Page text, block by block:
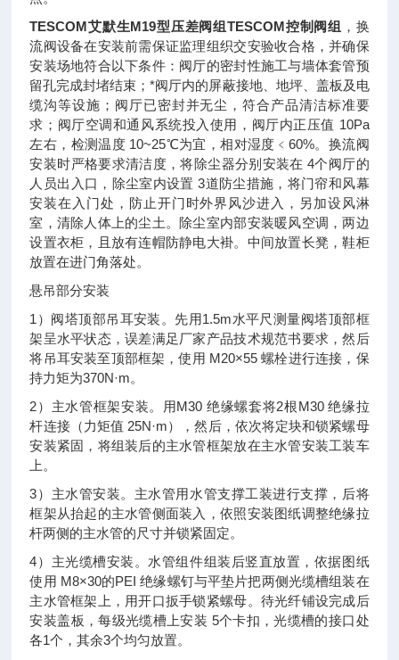
TESCOM艾默生M19型压差阀组TESCOM控制阀组 ，换
流阀设备在安装前需保证监理组织交安验收合格，并确保
安装场地符合以下条件：阀厅的密封性施工与墙体套管预
留孔完成封堵结束；*阀厅内的屏蔽接地、地坪、盖板及电
缆沟等设施；阀厅已密封并无尘，符合产品清洁标准要
求；阀厅空调和通风系统投入使用，阀厅内正压值 10Pa
左右，检测温度 10~25℃为宜，相对湿度﹤60%。换流阀
安装时严格要求清洁度，将除尘器分别安装在 4个阀厅的
人员出入口，除尘室内设置 3道防尘措施，将门帘和风幕
安装在入门处，防止开门时外界风沙进入，另加设风淋
室，清除人体上的尘土。除尘室内部安装暖风空调，两边
设置衣柜，且放有连帽防静电大褂。中间放置长凳，鞋柜
放置在进门角落处。
悬吊部分安装
1）阀塔顶部吊耳安装。先用1.5m水平尺测量阀塔顶部框
架呈水平状态，误差满足厂家产品技术规范书要求，然后
将吊耳安装至顶部框架，使用 M20×55 螺栓进行连接，保
持力矩为370N·m。
2）主水管框架安装。用M30 绝缘螺套将2根M30 绝缘拉
杆连接（力矩值 25N·m），然后，依次将定块和锁紧螺母
安装紧固，将组装后的主水管框架放在主水管安装工装车
上。
3）主水管安装。主水管用水管支撑工装进行支撑，后将
框架从抬起的主水管侧面装入，依照安装图纸调整绝缘拉
杆两侧的主水管的尺寸并锁紧固定。
4）主光缆槽安装。水管组件组装后竖直放置，依据图纸
使用 M8×30的PEI 绝缘螺钉与平垫片把两侧光缆槽组装在
主水管框架上，用开口扳手锁紧螺母。待光纤铺设完成后
安装盖板，每级光缆槽上安装 5个卡扣，光缆槽的接口处
各1个，其余3个均匀放置。